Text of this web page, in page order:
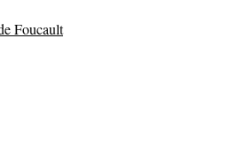
Foucault